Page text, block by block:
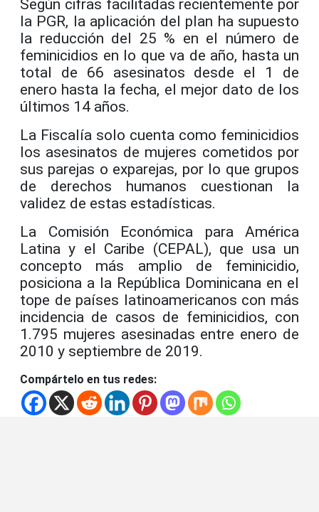
Según cifras facilitadas recientemente por
la PGR, la aplicación del plan ha supuesto
la reducción del 25 % en el número de
feminicidios en lo que va de año, hasta un
total de 66 asesinatos desde el 1 de
enero hasta la fecha, el mejor dato de los
últimos 14 años.
La Fiscalía solo cuenta como feminicidios
los asesinatos de mujeres cometidos por
sus parejas o exparejas, por lo que grupos
de derechos humanos cuestionan la
validez de estas estadísticas.
La Comisión Económica para América
Latina y el Caribe (CEPAL), que usa un
concepto más amplio de feminicidio,
posiciona a la República Dominicana en el
tope de países latinoamericanos con más
incidencia de casos de feminicidios, con
1.795 mujeres asesinadas entre enero de
2010 y septiembre de 2019.
Compártelo en tus redes: